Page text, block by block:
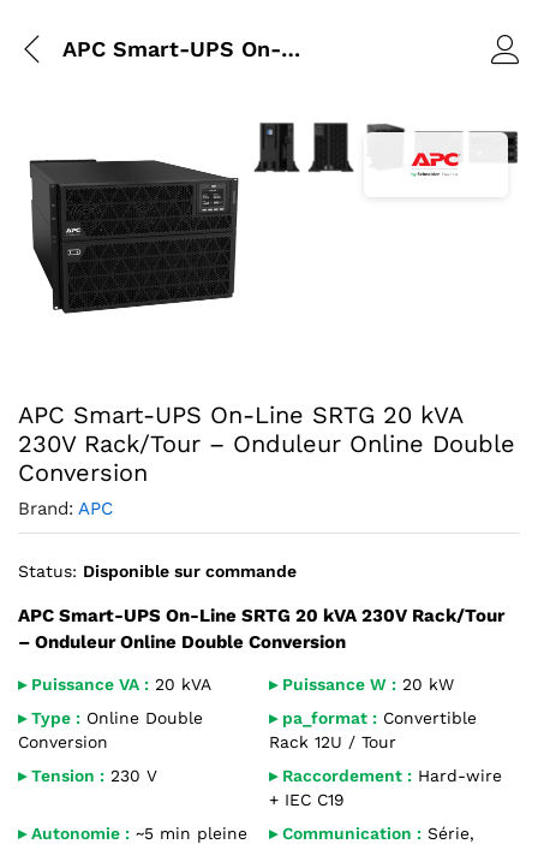
APC Smart-UPS On-Line SRTG 20 kVA 230V Rack/Tour – Onduleur Online Double Conversion
APC Smart-UPS On-Line SRTG 20 kVA
230V Rack/Tour – Onduleur Online Double
Conversion
Brand: APC
Status: Disponible sur commande
APC Smart-UPS On-Line SRTG 20 kVA 230V Rack/Tour
– Onduleur Online Double Conversion
▸ Puissance VA : 20 kVA ▸ Puissance W : 20 kW
▸ Type : Online Double
Conversion
▸ pa_format : Convertible
Rack 12U / Tour
▸ Tension : 230 V ▸ Raccordement : Hard-wire
+ IEC C19
▸ Autonomie : ~5 min pleine
▸ Communication : Série,